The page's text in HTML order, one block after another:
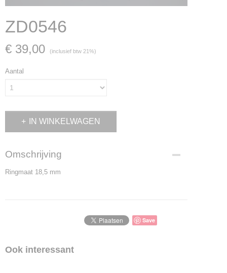
ZD0546
€ 39,00 (inclusief btw 21%)
Aantal
IN WINKELWAGEN
Omschrijving
Ringmaat 18,5 mm
Save
Ook interessant